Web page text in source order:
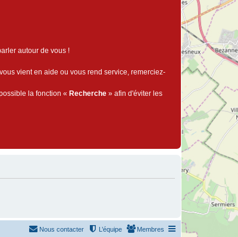
autour de vous !
vient en aide ou vous rend service, remerciez-
la fonction « Recherche » afin d'éviter les
Membres
L’équipe
Nous contacter